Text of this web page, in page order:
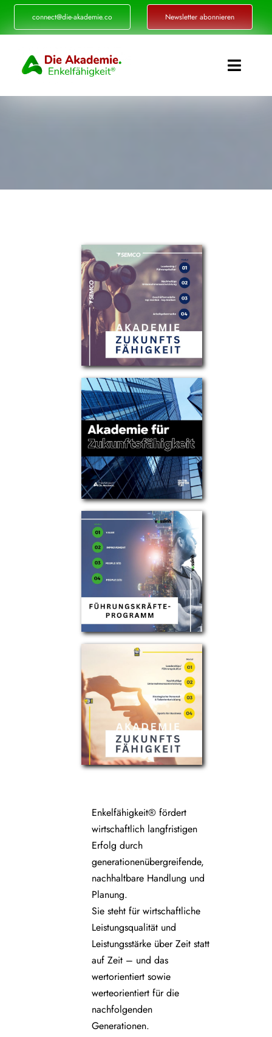
Zum
Inhalt
connect@die-akademie.co Newsletter abonnieren
Toggle
Standorte
Partner
Über uns
Enkelfähigkeit® fördert
wirtschaftlich langfristigen
Erfolg durch
generationenübergreifende,
nachhaltbare Handlung und
Planung.
Sie steht für wirtschaftliche
Leistungsqualität und
Leistungsstärke über Zeit statt
auf Zeit – und das
wertorientiert sowie
werteorientiert für die
nachfolgenden
Generationen.